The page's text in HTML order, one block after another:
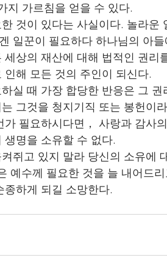
지 가르침을 얻을 수 있다.
것이 있다는 사실이다. 놀라운
일꾼이 필요하다 하나님의 아
상의 재산에 대해 법적인 권리
인해 모든 것의 주인이 되신다.
실 때 가장 합당한 반응은 그
그것을 청지기직 또는 봉헌이
필요하시다면， 사랑과 감사
생명을 소유할 수 없다.
쥐고 있지 말라 당신의 소유에
예수께 필요한 것을 늘 내어드
종하게 되길 소망한다.